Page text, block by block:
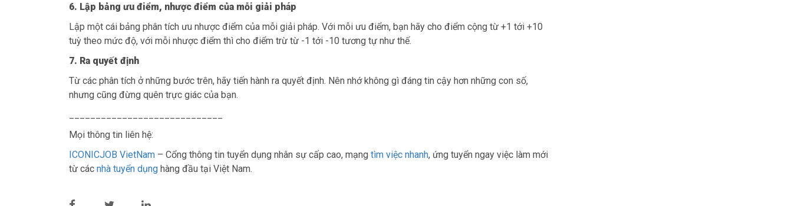
6. Lập bảng ưu điểm, nhược điểm của mỗi giải pháp
Lập một cái bảng phân tích ưu nhược điểm của mỗi giải pháp. Với mỗi ưu điểm, bạn hãy cho điểm cộng từ +1 tới +10
tuỳ theo mức độ, với mỗi nhược điểm thì cho điểm trừ từ -1 tới -10 tương tự như thế.
7. Ra quyết định
Từ các phân tích ở những bước trên, hãy tiến hành ra quyết định. Nên nhớ không gì đáng tin cậy hơn những con số,
nhưng cũng đừng quên trực giác của bạn.
Mọi thông tin liên hệ:
ICONICJOB VietNam – Cổng thông tin tuyển dụng nhân sự cấp cao, mạng tìm việc nhanh, ứng tuyển ngay việc làm mới
từ các nhà tuyển dụng hàng đầu tại Việt Nam.